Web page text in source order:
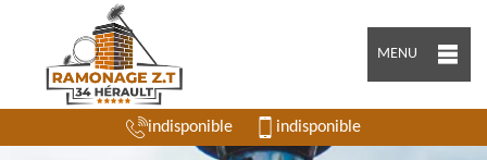
MENU
indisponible indisponible